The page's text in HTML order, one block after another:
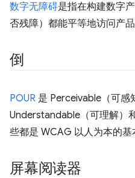
数字无障碍是指在构建数字
否残障）都能平等地访问产品
倒
POUR 是 Perceivable（可感
Understandable（可理解）
些都是 WCAG 以人为本的基
屏幕阅读器